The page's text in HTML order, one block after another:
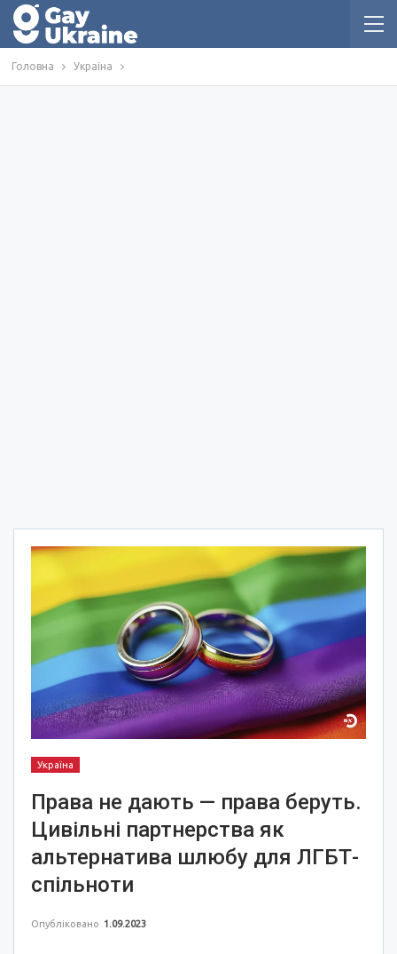
Головна Україна
Україна
Права не дають — права беруть.
Цивільні партнерства як
альтернатива шлюбу для ЛГБТ-
спільноти
Опубліковано 1.09.2023